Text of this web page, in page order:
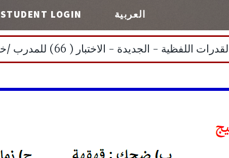
STUDENT LOGIN العربية
- الاختبار ( 66) للمدرب /خالـــد عبيــــد للتواصل : 0506981443